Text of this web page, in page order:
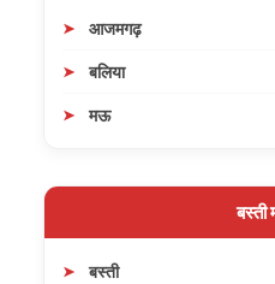
आजमगढ़
बलिया
मऊ
बस्ती